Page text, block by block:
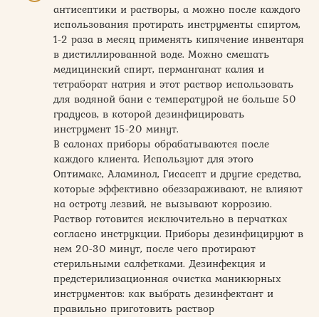
антисептики и растворы, а можно после каждого
использования протирать инструменты спиртом,
1-2 раза в месяц применять кипячение инвентаря
в дистиллированной воде. Можно смешать
медицинский спирт, перманганат калия и
тетраборат натрия и этот раствор использовать
для водяной бани с температурой не больше 50
градусов, в которой дезинфицировать
инструмент 15-20 минут.
В салонах приборы обрабатываются после
каждого клиента. Используют для этого
Оптимакс, Аламинол, Гисасепт и другие средства,
которые эффективно обеззараживают, не влияют
на остроту лезвий, не вызывают коррозию.
Раствор готовится исключительно в перчатках
согласно инструкции. Приборы дезинфицируют в
нем 20-30 минут, после чего протирают
стерильными салфетками. Дезинфекция и
предстерилизационная очистка маникюрных
инструментов: как выбрать дезинфектант и
правильно приготовить раствор